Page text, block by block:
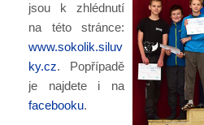
jsou k zhlédnutí
na této stránce:
www.sokolik.siluv
ky.cz. Popřípadě
je najdete i na
facebooku.